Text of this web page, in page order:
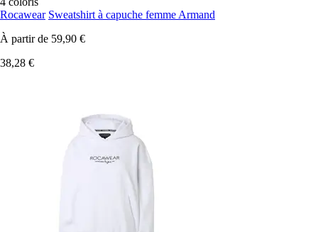
Rocawear Sweatshirt à capuche femme Armand
À partir de 59,90 €
38,28 €